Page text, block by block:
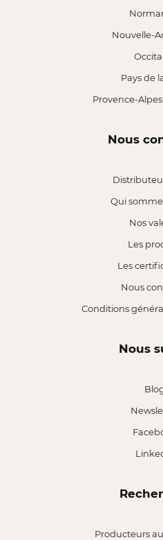
Nouvelle-
Pays de
Provence-
Nous
Qui
Nos
Les
Les
Nous
Conditions
Nous
Producteurs